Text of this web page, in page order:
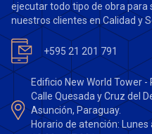
ejecutar todo tipo de obra
nuestros clientes en Calidad y
+595 21 201 791
Edificio New World Tower -
Calle Quesada y Cruz del
Asunción, Paraguay.
Horario de atención: Lunes